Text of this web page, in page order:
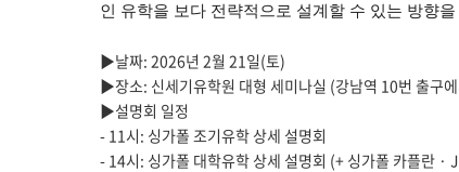
인 유학을 보다 전략적으로 설계할 수 있는 방향
▶날짜: 2026년 2월 21일(토)
▶장소: 신세기유학원 대형 세미나실 (강남역 10번 출구
▶설명회 일정
- 11시: 싱가폴 조기유학 상세 설명회
- 14시: 싱가폴 대학유학 상세 설명회 ( + 싱가폴 카플란 ·